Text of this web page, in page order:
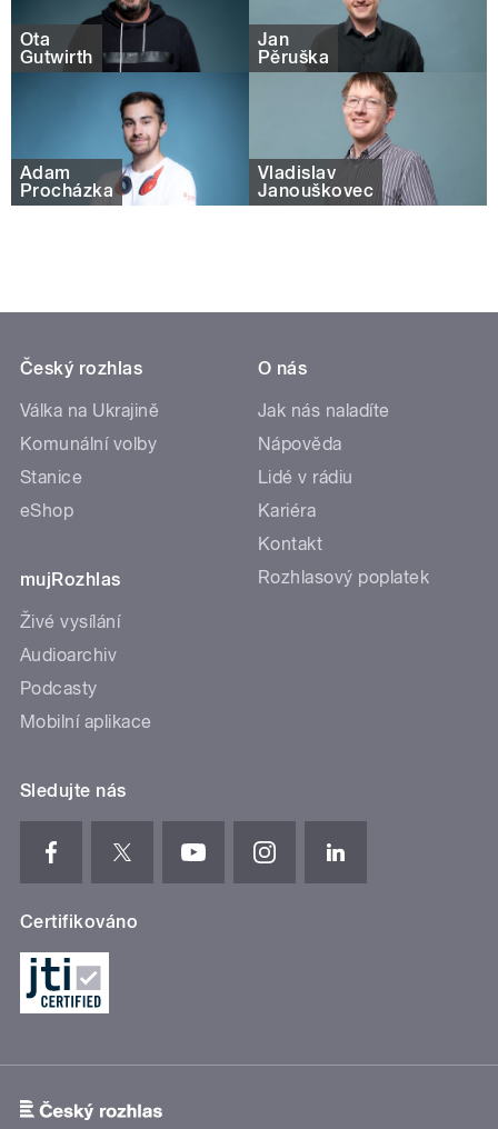
Ota
Gutwirth
Jan
Pěruška
Adam
Procházka
Vladislav
Janouškovec
Český rozhlas
Válka na Ukrajině
Komunální volby
Stanice
eShop
mujRozhlas
Živé vysílání
Audioarchiv
Podcasty
Mobilní aplikace
O nás
Jak nás naladíte
Nápověda
Lidé v rádiu
Kariéra
Kontakt
Rozhlasový poplatek
Sledujte nás
Certifikováno